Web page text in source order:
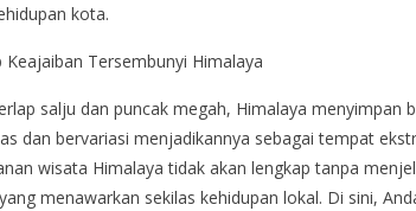
kota.
Keajaiban Tersembunyi Himalaya
salju dan puncak megah, Himalaya menyimpan
dan bervariasi menjadikannya sebagai tempat
wisata Himalaya tidak akan lengkap tanpa
menawarkan sekilas kehidupan lokal. Di sini,